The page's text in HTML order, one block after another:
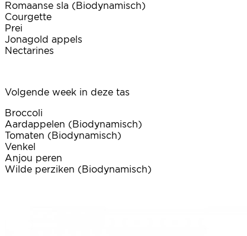
Romaanse sla (Biodynamisch)
Courgette
Prei
Jonagold appels
Nectarines
Volgende week in deze tas
Broccoli
Aardappelen (Biodynamisch)
Tomaten (Biodynamisch)
Venkel
Anjou peren
Wilde perziken (Biodynamisch)